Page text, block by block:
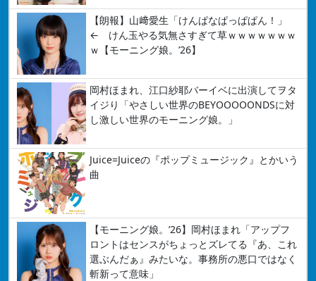
【朗報】山﨑愛生「けんぱなぱっぱぱん！」
← けん玉やる気無さすぎて草ｗｗｗｗｗｗｗ
ｗ【モーニング娘。’26】
岡村ほまれ、江口紗耶バーイベに出演してヲタ
イジり「やさしい世界のBEYOOOOONDSに対
し激しい世界のモーニング娘。」
Juice=Juiceの『ポップミュージック』とかいう
曲
【モーニング娘。’26】岡村ほまれ「アップフ
ロントはセンスがちょっとズレてる『あ、これ
選ぶんだぁ』みたいな。事務所の悪口ではなく
斬新って意味」